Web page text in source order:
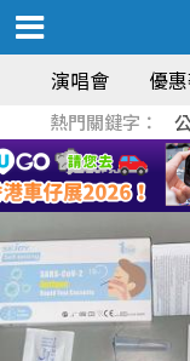
演唱會 優
熱門關鍵字：